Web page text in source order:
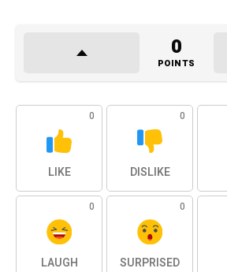
0
POINTS
0
LIKE
0
DISLIKE
0
LAUGH
0
SURPRISED